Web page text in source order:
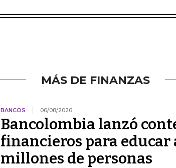
MÁS DE FINANZAS
BANCOS 06/08/2026
Bancolombia lanzó
financieros para educar
millones de personas